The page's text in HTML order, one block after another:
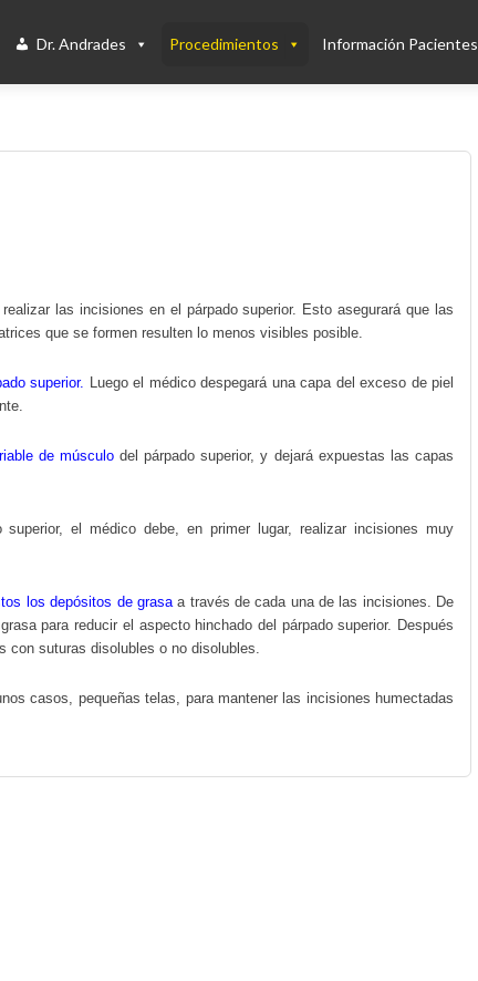
Dr. Andrades Procedimientos Información Pacientes
las incisiones en el párpado superior. Esto asegurará que las
que se formen resulten lo menos visibles posible.
superior. Luego el médico despegará una capa del exceso de piel
de músculodel párpado superior, y dejará expuestas las capas
el médico debe, en primer lugar, realizar incisiones muy
los depósitos de grasaa través de cada una de las incisiones. De
para reducir el aspecto hinchado del párpado superior. Después
suturas disolubles o no disolubles.
casos, pequeñas telas, para mantener las incisiones humectadas